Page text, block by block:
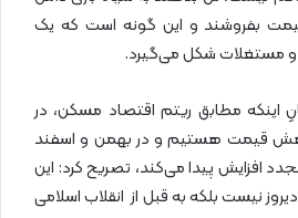
بفروشند و این گونه است که یک
و مستغلات شکل می‌گیرد.
اینکه مطابق ریتم اقتصاد مسکن، در
قیمت هستیم و در بهمن و اسفند
۲۰ درصد مجدد افزایش پیدا می‌کند، تصریح کرد: این
نیست بلکه به قبل از انقلاب اسلامی